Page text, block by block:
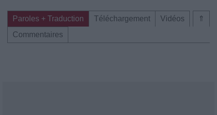
⇑
Paroles + Traduction Téléchargement
Vidéos
Commentaires